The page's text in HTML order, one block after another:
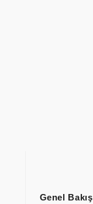
Genel Bakış